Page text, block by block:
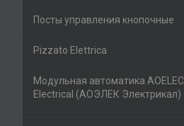
Посты управления кнопочные
Pizzato Elettrica
Модульная автоматика AOELEC
Electrical (АОЭЛЕК Электрикал)